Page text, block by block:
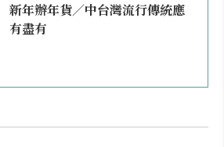
新年辦年貨／中台灣流行傳統應
有盡有